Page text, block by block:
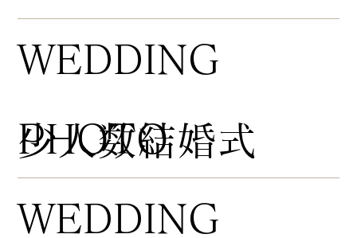
​少人数結婚式
WEDDING
PHOTO
WEDDING